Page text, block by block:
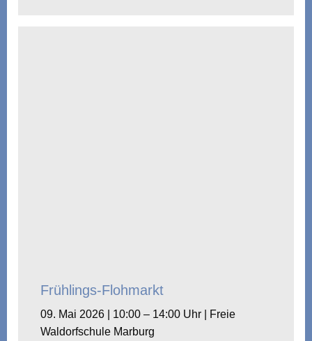
Frühlings-Flohmarkt
09. Mai 2026 | 10:00 – 14:00 Uhr | Freie
Waldorfschule Marburg